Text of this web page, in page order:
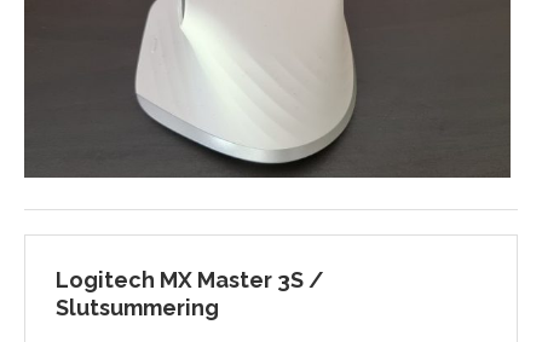
Logitech MX Master 3S /
Slutsummering